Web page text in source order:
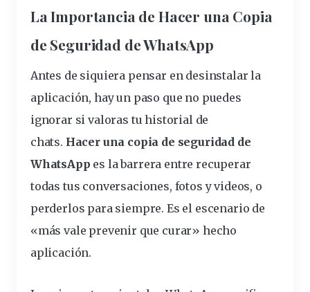
La Importancia de Hacer una Copia
de Seguridad de WhatsApp
Antes de siquiera pensar en desinstalar la
aplicación, hay un paso que no puedes
ignorar si valoras tu historial de
chats. Hacer una copia de seguridad de
WhatsApp es la barrera entrerecuperar
todas tus conversaciones, fotos y videos, o
perderlos para siempre. Es el escenario de
«más vale prevenir que curar» hecho
aplicación.